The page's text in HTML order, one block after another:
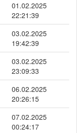
01.02.2025
22:21:39
03.02.2025
19:42:39
03.02.2025
23:09:33
06.02.2025
20:26:15
07.02.2025
00:24:17